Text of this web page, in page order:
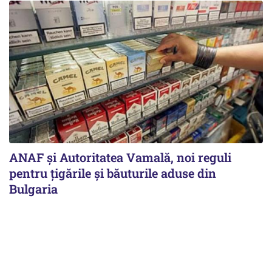
ANAF și Autoritatea Vamală, noi reguli
pentru țigările și băuturile aduse din
Bulgaria